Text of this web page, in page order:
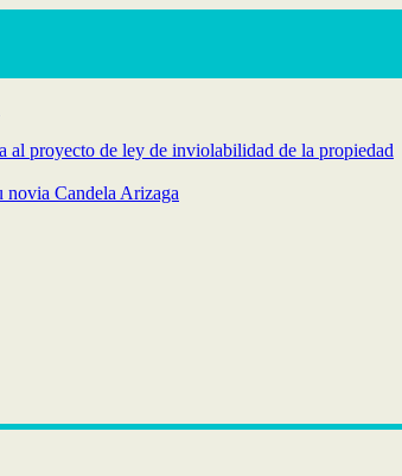
al proyecto de ley de inviolabilidad de la propiedad
novia Candela Arizaga